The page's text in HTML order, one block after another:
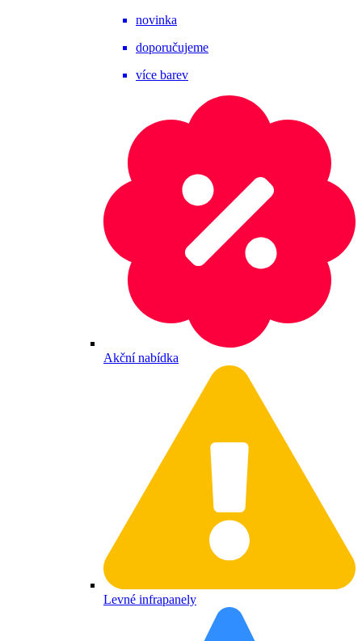
novinka
doporučujeme
více barev
Akční nabídka
Levné infrapanely